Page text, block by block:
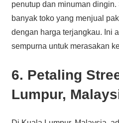
penutup dan minuman
banyak toko yang menjual
dengan harga terjangkau. Ini
sempurna untuk merasakan
6. Petaling
Lumpur,